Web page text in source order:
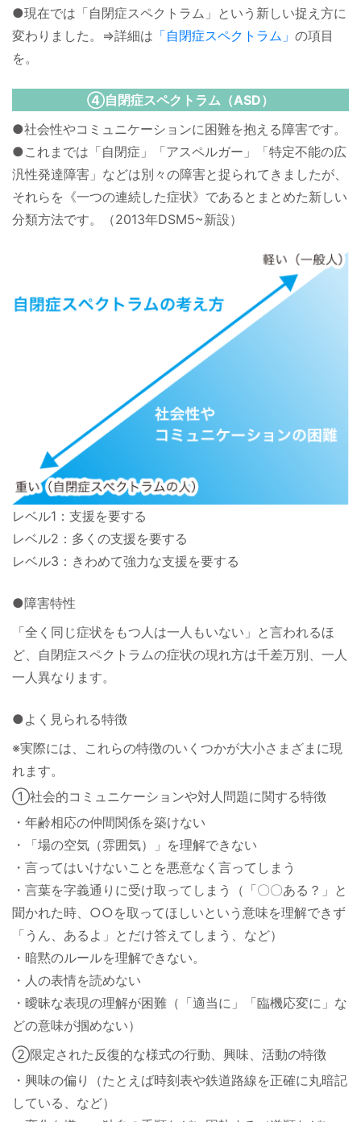
●現在では「自閉症スペクトラム」という新しい捉え方に
変わりました。⇒詳細は 「自閉症スペクトラム」 の項目
を。
④自閉症スペクトラム（ASD）
●社会性やコミュニケーションに困難を抱える障害です。
●これまでは「自閉症」「アスペルガー」「特定不能の広
汎性発達障害」などは別々の障害と捉られてきましたが、
それらを《一つの連続した症状》であるとまとめた新しい
分類方法です。（2013年DSM5~新設）
レベル1：支援を要する
レベル2：多くの支援を要する
レベル3：きわめて強力な支援を要する
●障害特性
「全く同じ症状をもつ人は一人もいない」と言われるほ
ど、自閉症スペクトラムの症状の現れ方は千差万別、一人
一人異なります。
●よく見られる特徴
※実際には、これらの特徴のいくつかが大小さまざまに現
れます。
①社会的コミュニケーションや対人問題に関する特徴
・年齢相応の仲間関係を築けない
・「場の空気（雰囲気）」を理解できない
・言ってはいけないことを悪意なく言ってしまう
・言葉を字義通りに受け取ってしまう（「〇〇ある？」と
聞かれた時、○○を取ってほしいという意味を理解できず
「うん、あるよ」とだけ答えてしまう、など）
・暗黙のルールを理解できない。
・人の表情を読めない
・曖昧な表現の理解が困難（「適当に」「臨機応変に」な
どの意味が掴めない）
②限定された反復的な様式の行動、興味、活動の特徴
・興味の偏り（たとえば時刻表や鉄道路線を正確に丸暗記
している、など）